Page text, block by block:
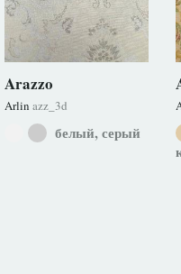
Arazzo
Arlin azz_3d
белый, серый